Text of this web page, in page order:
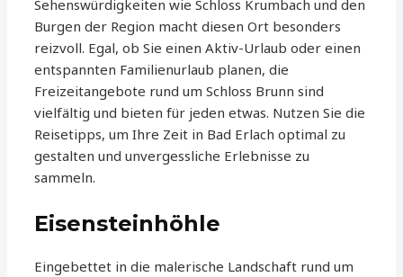
Sehenswürdigkeiten wie Schloss Krumbach und den
Burgen der Region macht diesen Ort besonders
reizvoll. Egal, ob Sie einen Aktiv-Urlaub oder einen
entspannten Familienurlaub planen, die
Freizeitangebote rund um Schloss Brunn sind
vielfältig und bieten für jeden etwas. Nutzen Sie die
Reisetipps, um Ihre Zeit in Bad Erlach optimal zu
gestalten und unvergessliche Erlebnisse zu
sammeln.
Eisensteinhöhle
Eingebettet in die malerische Landschaft rund um